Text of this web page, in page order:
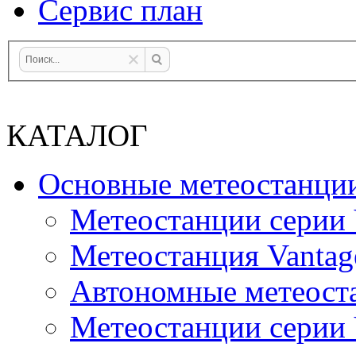
Сервис план
КАТАЛОГ
Основные
Метеостанции
Метеостанция
Автономные
Метеостанции серии